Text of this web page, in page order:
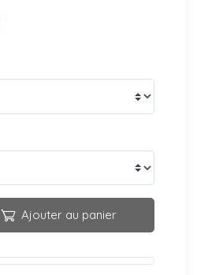
Ajouter au panier